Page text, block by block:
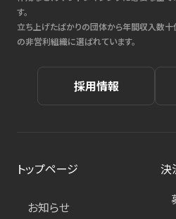
す。
立ち上げたばかりの団体から年間収入数
の非営利組織に選ばれています。
採用情報
トップページ
お知らせ
決